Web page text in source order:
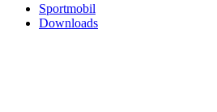
Sportmobil
Downloads